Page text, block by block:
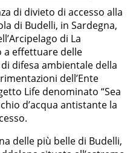
di divieto di accesso alla
di Budelli, in Sardegna,
di La
a effettuare delle
difesa ambientale della
dell’Ente
Life denominato “Sea
d’acqua antistante la
delle più belle di Budelli,